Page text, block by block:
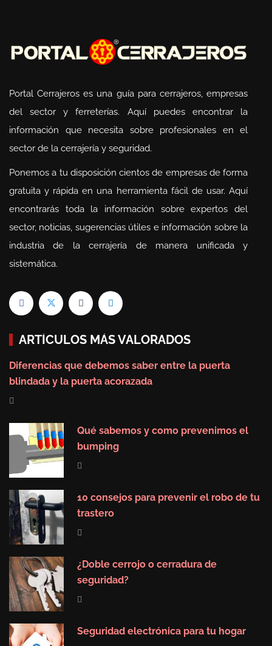
Portal Cerrajeros es una guía para cerrajeros, empresas
del sector y ferreterías. Aquí puedes encontrar la
información que necesita sobre profesionales en el
sector de la cerrajería y seguridad.
Ponemos a tu disposición cientos de empresas de forma
gratuita y rápida en una herramienta fácil de usar. Aquí
encontrarás toda la información sobre expertos del
sector, noticias, sugerencias útiles e información sobre la
industria de la cerrajería de manera unificada y
sistemática.
ARTÍCULOS MÁS VALORADOS
Diferencias que debemos saber entre la puerta
blindada y la puerta acorazada
Qué sabemos y como prevenimos el
bumping
10 consejos para prevenir el robo de tu
trastero
¿Doble cerrojo o cerradura de
seguridad?
Seguridad electrónica para tu hogar